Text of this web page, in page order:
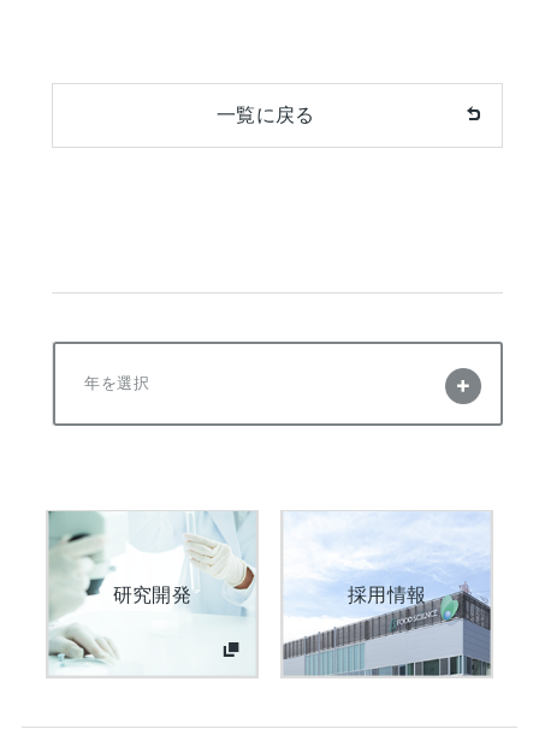
一覧に戻る
年を選択
研究開発 採用情報